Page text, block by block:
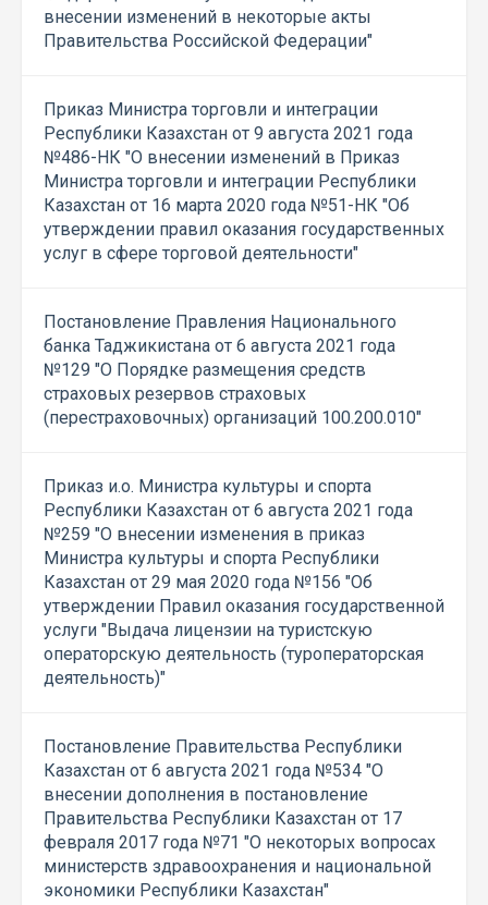
внесении изменений в некоторые акты
Правительства Российской Федерации"
Приказ Министра торговли и интеграции
Республики Казахстан от 9 августа 2021 года
№486-НК "О внесении изменений в Приказ
Министра торговли и интеграции Республики
Казахстан от 16 марта 2020 года №51-НК "Об
утверждении правил оказания государственных
услуг в сфере торговой деятельности"
Постановление Правления Национального
банка Таджикистана от 6 августа 2021 года
№129 "О Порядке размещения средств
страховых резервов страховых
(перестраховочных) организаций 100.200.010"
Приказ и.о. Министра культуры и спорта
Республики Казахстан от 6 августа 2021 года
№259 "О внесении изменения в приказ
Министра культуры и спорта Республики
Казахстан от 29 мая 2020 года №156 "Об
утверждении Правил оказания государственной
услуги "Выдача лицензии на туристскую
операторскую деятельность (туроператорская
деятельность)"
Постановление Правительства Республики
Казахстан от 6 августа 2021 года №534 "О
внесении дополнения в постановление
Правительства Республики Казахстан от 17
февраля 2017 года №71 "О некоторых вопросах
министерств здравоохранения и национальной
экономики Республики Казахстан"